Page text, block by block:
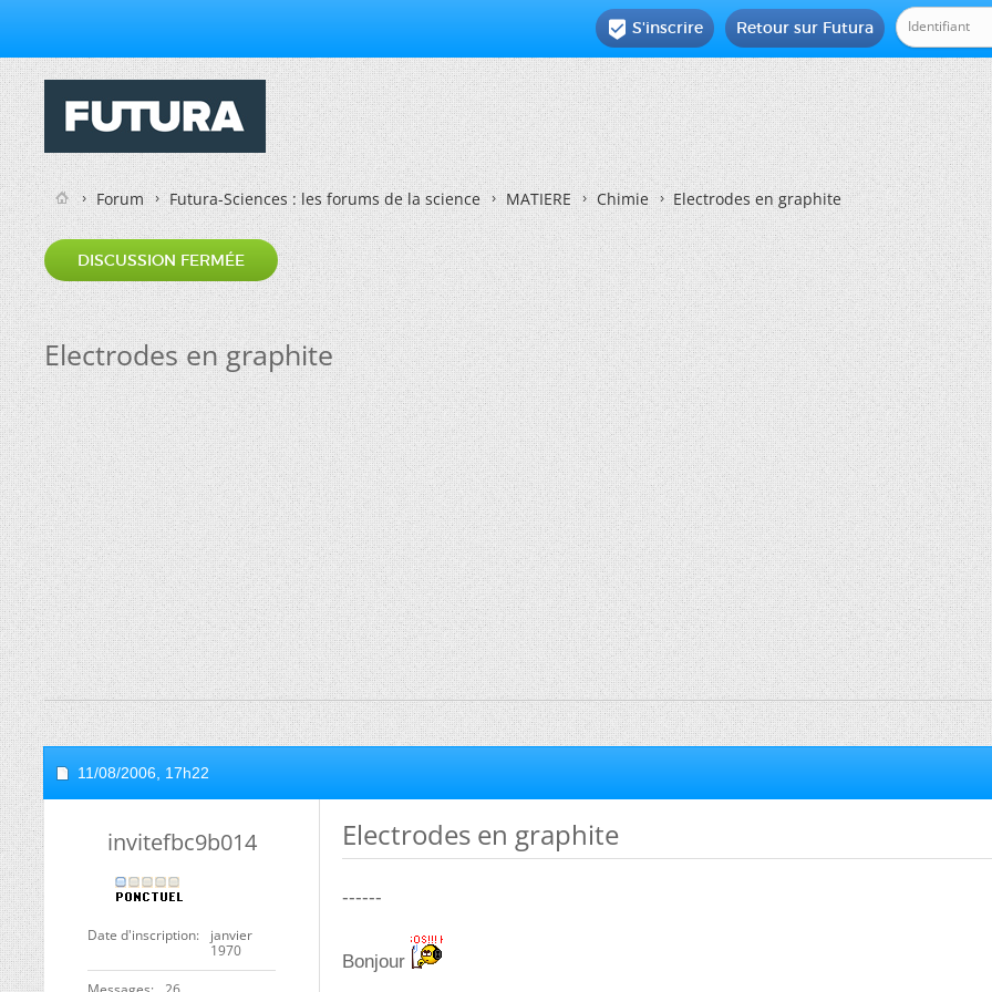
Retour sur Futura
 S'inscrire
Forum Futura-Sciences : les forums de la science MATIERE Chimie Electrodes en graphite
DISCUSSION FERMÉE
Electrodes en graphite
11/08/2006, 17h22
invitefbc9b014
Date d'inscription
janvier
1970
Electrodes en graphite
------
Bonjour